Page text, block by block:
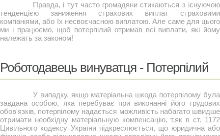
Правда, і тут часто громадяни стикаються з існуючою
тенденцією заниження страхових виплат страховими
компаніями, або їх несвоєчасною виплатою. Але саме для цього
ми і працюємо, щоб потерпілий отримав всі виплати, які йому
належать за законом!
Роботодавець винуватця - Потерпілий
У випадку, якщо матеріальна шкода потерпілому була
завдана особою, яка перебуває при виконанні його трудових
обов'язків, потерпілому надається можливість набагато швидше
отримати необхідну матеріальную компенсацію, т.як в ст. 1172
Цивільного кодексу України підкреслюється, що юридична або